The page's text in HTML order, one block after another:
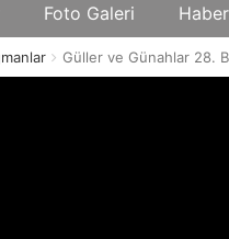
Foto Galeri Haber
Güller ve Günahlar 28.